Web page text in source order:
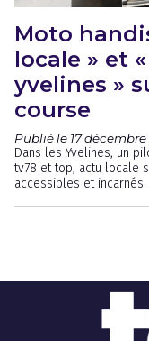
Moto
locale » et
yvelines »
course
Publié le 17 décembre
Dans les Yvelines, un
tv78 et top, actu locale
accessibles et incarnés.